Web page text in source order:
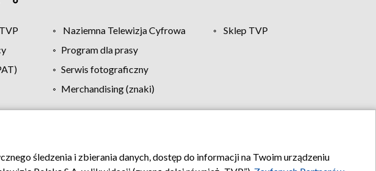
Naziemna Telewizja Cyfrowa
Sklep TVP
Program dla prasy
Serwis fotograficzny
Merchandising (znaki)
Pomoc Biuro reklamy Kontakt
śledzenia i zbierania danych, dostęp do informacji na Twoim urządzeniu